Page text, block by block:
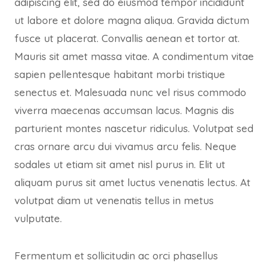
ut labore et dolore magna aliqua. Gravida dictum
fusce ut placerat. Convallis aenean et tortor at.
Mauris sit amet massa vitae. A condimentum vitae
sapien pellentesque habitant morbi tristique
senectus et. Malesuada nunc vel risus commodo
viverra maecenas accumsan lacus. Magnis dis
parturient montes nascetur ridiculus. Volutpat sed
cras ornare arcu dui vivamus arcu felis. Neque
sodales ut etiam sit amet nisl purus in. Elit ut
aliquam purus sit amet luctus venenatis lectus. At
volutpat diam ut venenatis tellus in metus
vulputate.
Fermentum et sollicitudin ac orci phasellus